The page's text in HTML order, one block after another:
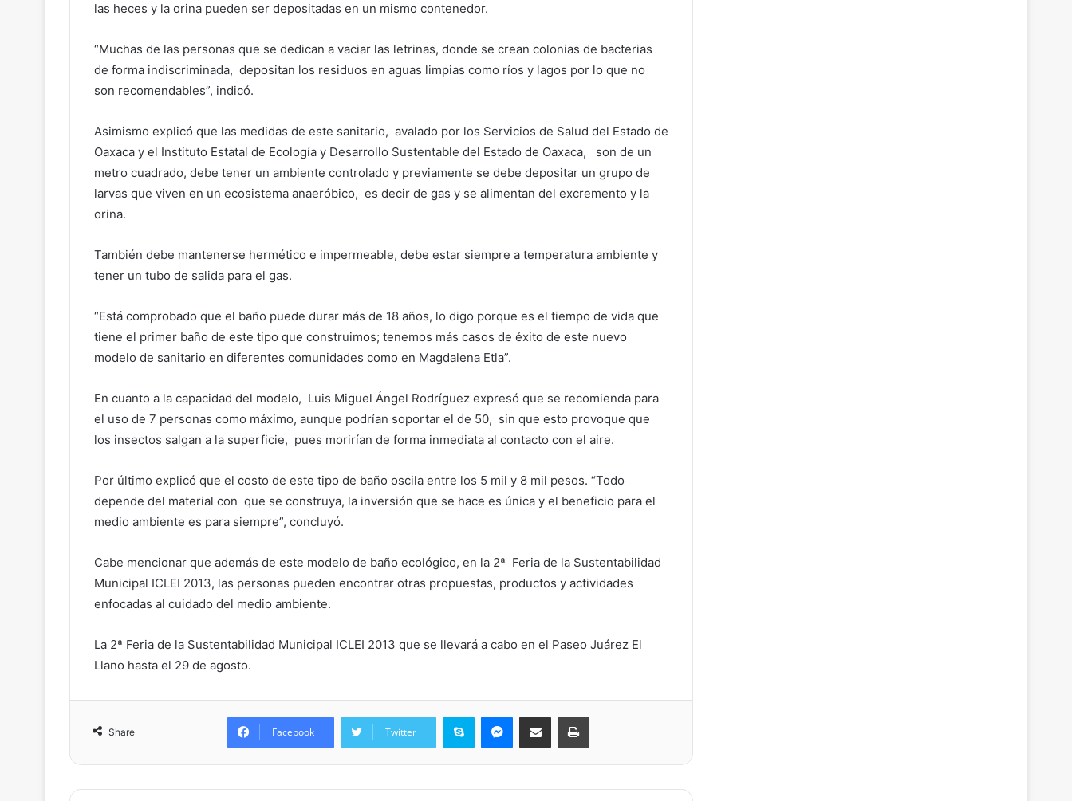
las heces y la orina pueden ser depositadas en un mismo contenedor.
“Muchas de las personas que se dedican a vaciar las letrinas, donde se crean colonias de bacterias
de forma indiscriminada, depositan los residuos en aguas limpias como ríos y lagos por lo que no
son recomendables”, indicó.
Asimismo explicó que las medidas de este sanitario, avalado por los Servicios de Salud del Estado de
Oaxaca y el Instituto Estatal de Ecología y Desarrollo Sustentable del Estado de Oaxaca, son de un
metro cuadrado, debe tener un ambiente controlado y previamente se debe depositar un grupo de
larvas que viven en un ecosistema anaeróbico, es decir de gas y se alimentan del excremento y la
orina.
También debe mantenerse hermético e impermeable, debe estar siempre a temperatura ambiente y
tener un tubo de salida para el gas.
“Está comprobado que el baño puede durar más de 18 años, lo digo porque es el tiempo de vida que
tiene el primer baño de este tipo que construimos; tenemos más casos de éxito de este nuevo
modelo de sanitario en diferentes comunidades como en Magdalena Etla”.
En cuanto a la capacidad del modelo, Luis Miguel Ángel Rodríguez expresó que se recomienda para
el uso de 7 personas como máximo, aunque podrían soportar el de 50, sin que esto provoque que
los insectos salgan a la superficie, pues morirían de forma inmediata al contacto con el aire.
Por último explicó que el costo de este tipo de baño oscila entre los 5 mil y 8 mil pesos. “Todo
depende del material con que se construya, la inversión que se hace es única y el beneficio para el
medio ambiente es para siempre”, concluyó.
Cabe mencionar que además de este modelo de baño ecológico, en la 2ª Feria de la Sustentabilidad
Municipal ICLEI 2013, las personas pueden encontrar otras propuestas, productos y actividades
enfocadas al cuidado del medio ambiente.
La 2ª Feria de la Sustentabilidad Municipal ICLEI 2013 que se llevará a cabo en el Paseo Juárez El
Llano hasta el 29 de agosto.
Share Facebook Twitter
Skype Messenger
Share via Email Print